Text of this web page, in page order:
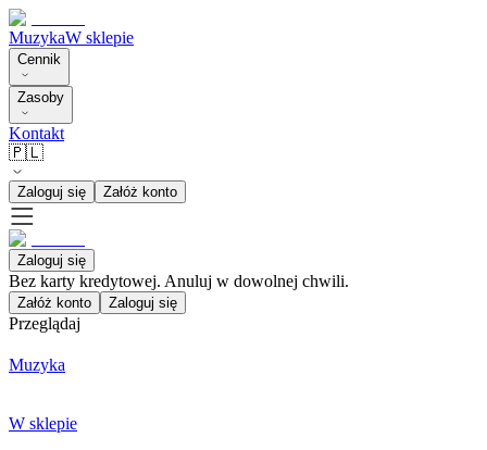
MuzykaW sklepie
Cennik
Zasoby
Kontakt
🇵🇱
Zaloguj się Załóż konto
Zaloguj się
Bez karty kredytowej. Anuluj w dowolnej chwili.
Załóż konto Zaloguj się
Przeglądaj
Muzyka
W sklepie